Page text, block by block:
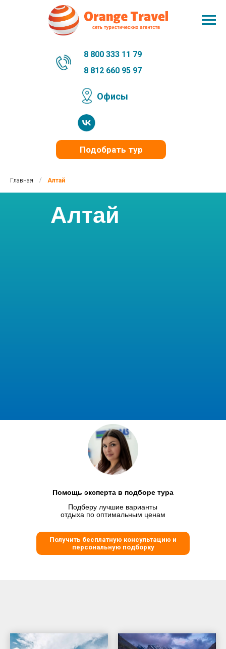
Подобрать тур
Офисы
8 812 660 95 97
8 800 333 11 79
Главная / Алтай
Алтай
Помощь эксперта в подборе тура
Подберу лучшие варианты
отдыха по оптимальным ценам
Получить бесплатную консультацию и
персональную подборку